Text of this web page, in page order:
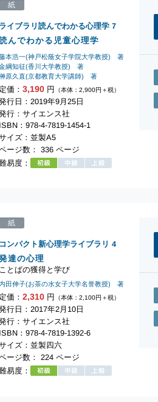
んでわかる児童心理学
ライブラリ読んでわかる心理学 7
本浩一(神戸松蔭女子学院大学教授) 著
綱知征(香川大学教授) 著
原久直(京都教育大学講師) 著
定価：3,190円 （本体：2,900円＋税）
紙
行日：2019年9月25日
行：サイエンス社
ISBN：978-4-7819-1454-1
イズ：並製A5
ージ数： 336 ページ
易度：
達の心理
ことばの獲得と学び
コンパクト新心理学ライブラリ 4
内田伸子(お茶の水女子大学名誉教授) 著
定価：2,310円 （本体：2,100円＋税）
紙
行日：2017年2月10日
行：サイエンス社
ISBN：978-4-7819-1392-6
イズ：並製四六
ージ数： 224 ページ
易度：